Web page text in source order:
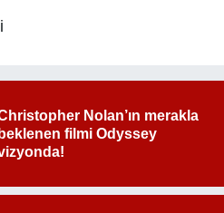
Nolan’ın merakla
beklenen filmi Odyssey